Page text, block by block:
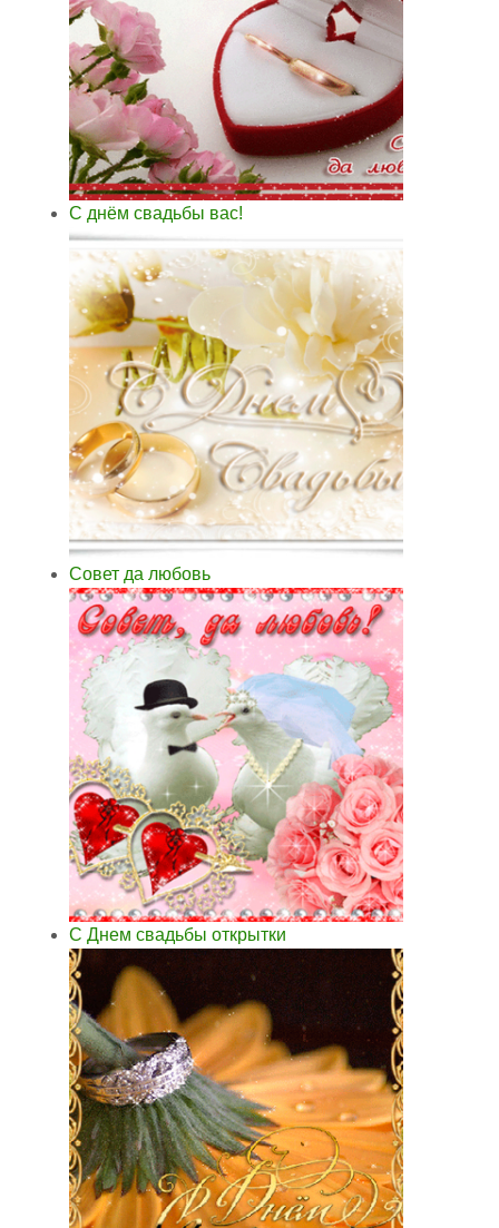
С днём свадьбы вас!
Совет да любовь
С Днем свадьбы открытки